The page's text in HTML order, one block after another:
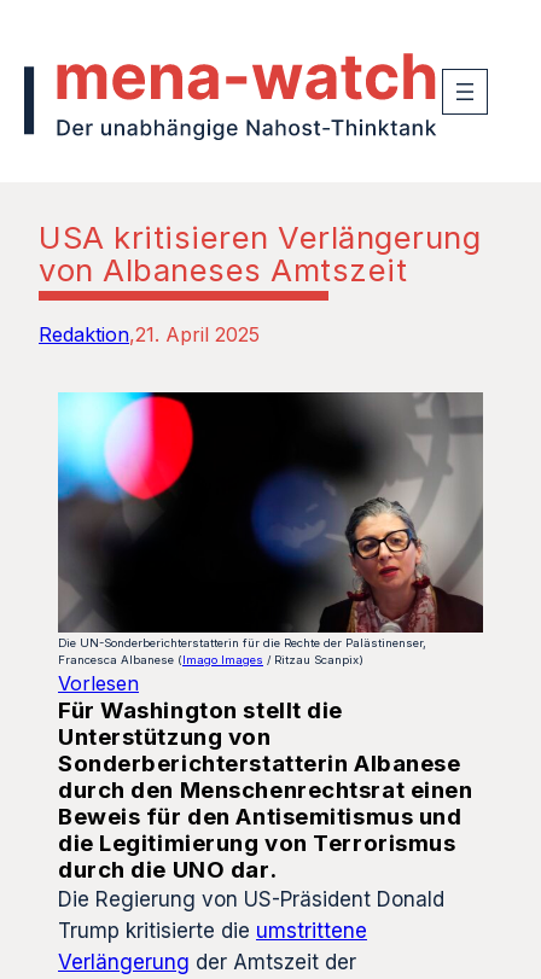
USA kritisieren Verlängerung
von Albaneses Amtszeit
Redaktion 21. April 2025
Die UN-Sonderberichterstatterin für die Rechte der Palästinenser,
Francesca Albanese (Imago Images / Ritzau Scanpix)
Vorlesen
Für Washington stellt die
Unterstützung von
Sonderberichterstatterin Albanese
durch den Menschenrechtsrat einen
Beweis für den Antisemitismus und
die Legitimierung von Terrorismus
durch die UNO dar.
Die Regierung von US-Präsident Donald
Trump kritisierte die umstrittene
Verlängerung der Amtszeit der